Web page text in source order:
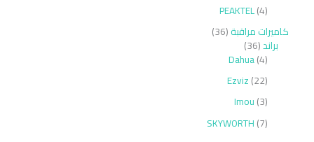
PEAKTEL 4
كاميرات مراقبة 36
براند 36
Dahua 4
Ezviz 22
Imou 3
SKYWORTH 7